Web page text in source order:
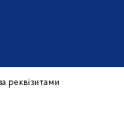
реквізитами